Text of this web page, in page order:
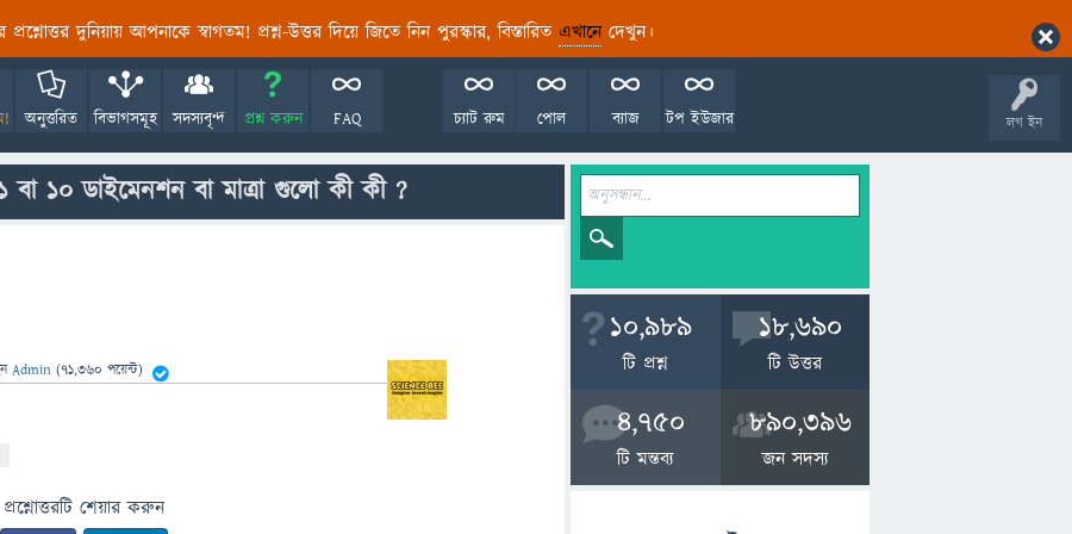
প্রশ্নোত্তর দুনিয়ায় আপনাকে স্বাগতম! প্রশ্ন-উত্তর দিয়ে জিতে নিন পুরস্কার, বিস্তারিত এখানেদেখুন।
লগ ইন
অনুত্তরিত বিভাগসমূহ সদস্যবৃন্দ প্রশ্ন করুন FAQ টপ ইউজার
ব্যাজ
পোল
চ্যাট রুম
বা ১০ ডাইমেনশন বা মাত্রা গুলো কী কী ?
Admin (71,360 পয়েন্ট)
প্রশ্নোত্তরটি শেয়ার করুন
10,989
টি প্রশ্ন
18,690
টি উত্তর
4,750
টি মন্তব্য
890,396
জন সদস্য